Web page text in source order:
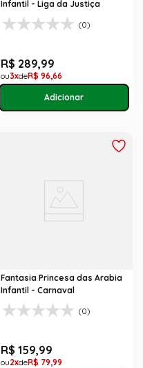
Infantil - Liga da Justiça
(0)
R$ 289,99
3 R$ 96,66
Fantasia Princesa das Arabia
Infantil - Carnaval
(0)
R$ 159,99
2 R$ 79,99